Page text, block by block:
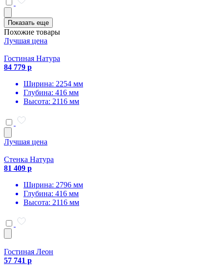
Показать еще
Похожие товары
Лучшая цена
Гостиная Натура
84 779 р
Ширина: 2254 мм
Глубина: 416 мм
Высота: 2116 мм
Лучшая цена
Стенка Натура
81 409 р
Ширина: 2796 мм
Глубина: 416 мм
Высота: 2116 мм
Гостиная Леон
57 741 р